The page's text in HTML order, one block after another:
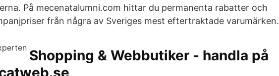
På mecenatalumni.com hittar du permanenta rabatter och
från några av Sveriges mest eftertraktade varumärken.
Shopping & Webbutiker - handla på